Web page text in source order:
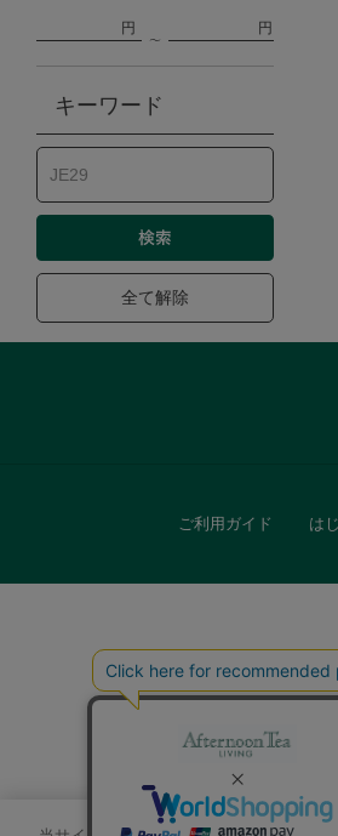
防災グッズ・非常食
トレーニング
ヴィンテージ
円 円
キーワード
全て解除
ご利用ガイド は